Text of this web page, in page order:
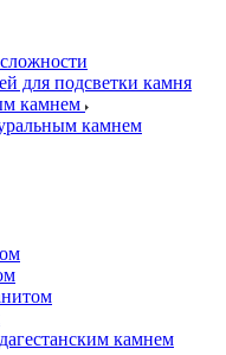
для подсветки камня
камнем
камнем
камнем